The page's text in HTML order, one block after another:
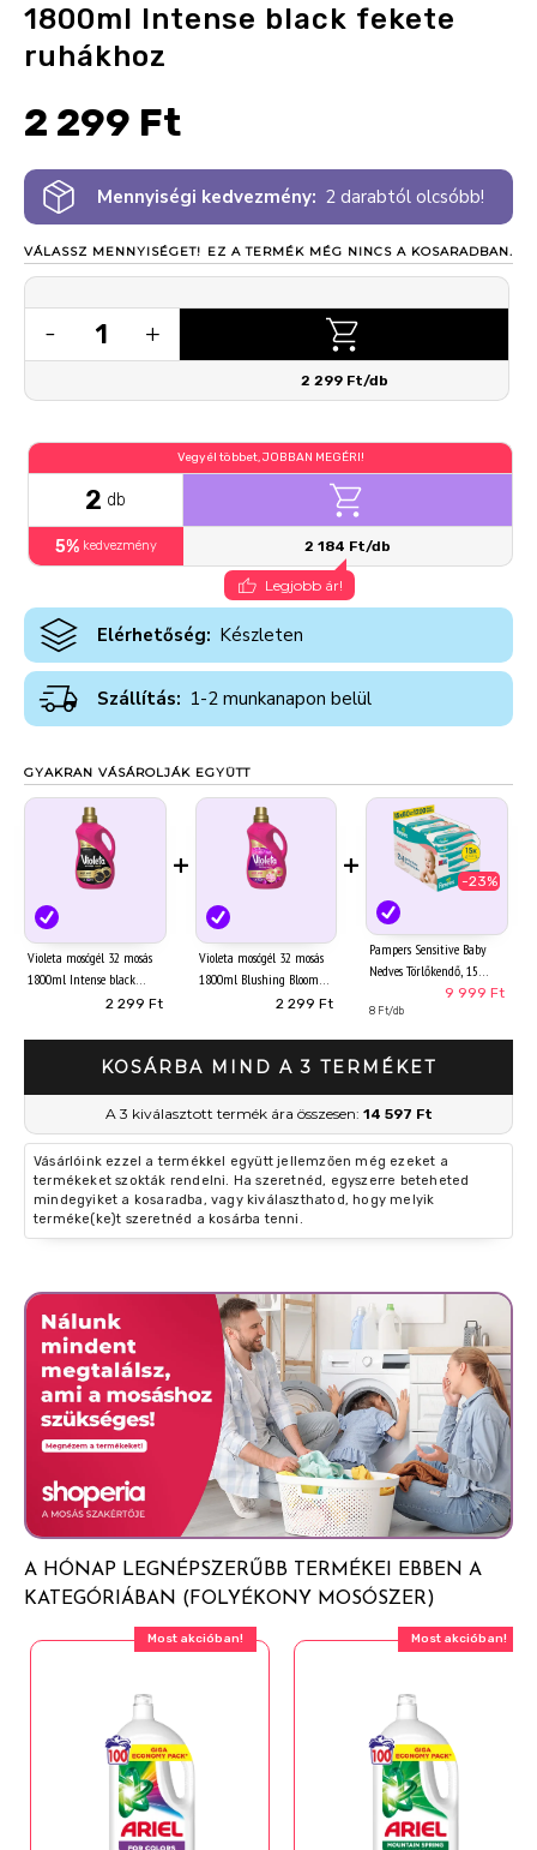
1800ml Intense black fekete
ruhákhoz
2 299 Ft
Mennyiségi kedvezmény: 2 darabtól olcsóbb!
VÁLASSZ MENNYISÉGET! EZ A TERMÉK MÉG NINCS A KOSARADBAN.
- 1 +
2 299 Ft/db
Vegyél többet, JOBBAN MEGÉRI!
2 db
5% kedvezmény 2 184 Ft/db
Legjobb ár!
Elérhetőség: Készleten
Szállítás: 1-2 munkanapon belül
GYAKRAN VÁSÁROLJÁK EGYÜTT
Violeta mosógél 32 mosás
1800ml Intense black
fekete ruhákhoz2 299 Ft
+
Violeta mosógél 32 mosás
1800ml Blushing Bloom
károsodott ruhákhoz2 299 Ft
+
-23%
Pampers Sensitive Baby
Nedves Törlőkendő, 15
Csomag x 80 Törlőkendő =
1200 db Baba Nedves
Törlőkendő
9 999 Ft
8 Ft/db
KOSÁRBA MIND A 3 TERMÉKET
A 3 kiválasztott termék ára összesen: 14 597 Ft
Vásárlóink ezzel a termékkel együtt jellemzően még ezeket a
termékeket szokták rendelni. Ha szeretnéd, egyszerre beteheted
mindegyiket a kosaradba, vagy kiválaszthatod, hogy melyik
terméke(ke)t szeretnéd a kosárba tenni.
A HÓNAP LEGNÉPSZERŰBB TERMÉKEI EBBEN A
KATEGÓRIÁBAN (FOLYÉKONY MOSÓSZER)
Most akcióban! Most akcióban!